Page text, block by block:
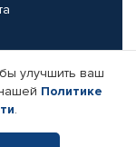
компании
улучшить ваш
Политике
.